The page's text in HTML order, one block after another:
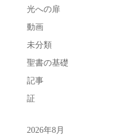
光への扉
動画
未分類
聖書の基礎
記事
証
2026年8月